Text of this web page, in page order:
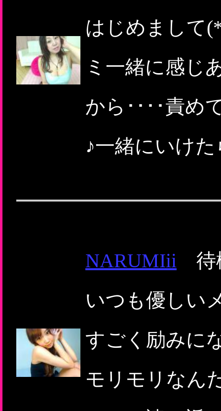
はじめまして
ミ一緒に感じ
から････責め
♪一緒にいけ
NARUMIii 待
いつも優しい
すごく励みに
モリモリなん